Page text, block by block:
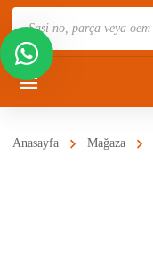
Ara
Anasayfa Mağaza